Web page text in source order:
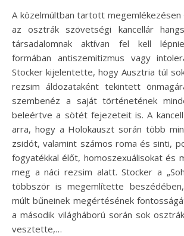
A közelmúltban tartott megemlékezésen Christian Stocker,
az osztrák szövetségi kancellár
társadalomnak aktívan fel kell
formában antiszemitizmus vagy
Stocker kijelentette, hogy Ausztria túl
rezsim áldozataként tekintett
szembenéz a saját történetének
beleértve a sötét fejezeteit is. A
arra, hogy a Holokauszt során több
zsidót, valamint számos roma és sinti,
fogyatékkal élőt, homoszexuálisokat és
meg a náci rezsim alatt. Stocker a
többször is megemlítette
múlt bűneinek megértésének
a második világháború során sok
vesztette,…